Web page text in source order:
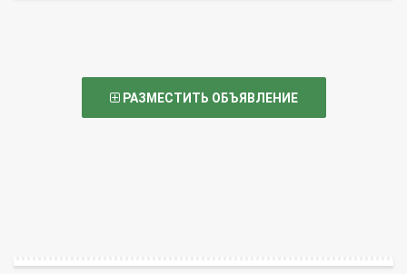
РАЗМЕСТИТЬ ОБЪЯВЛЕНИЕ